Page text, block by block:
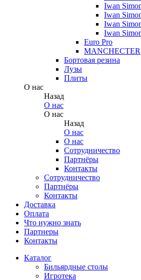
Iwan
Iwan
Iwan
Iwan
Euro Pro
MANCHECTER
Бортовая резина
Лузы
Плиты
О нас
Назад
О нас
О нас
Назад
О нас
О нас
Сотрудничество
Партнёры
Контакты
Сотрудничество
Партнёры
Контакты
Доставка
Оплата
Что нужно знать
Партнеры
Контакты
Каталог
Бильярдные столы
Игротека